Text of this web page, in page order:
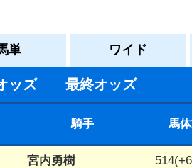
単 ワイド
ッズ 最終オッズ
騎手 馬
宮内勇樹